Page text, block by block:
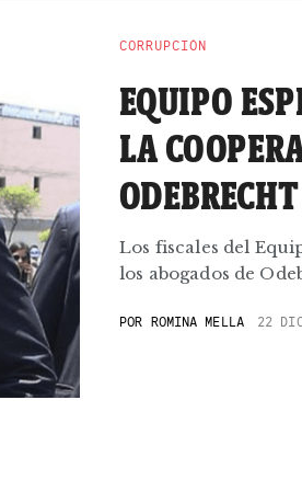
CORRUPCIÓN
EQUIPO
LA
Los fiscales del
los abogados de
POR ROMINA MELLA 22